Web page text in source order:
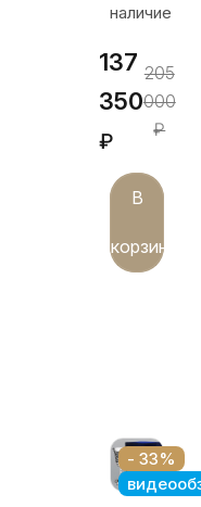
наличие
137
350
₽
205
000
₽
В
корзину
- 33%